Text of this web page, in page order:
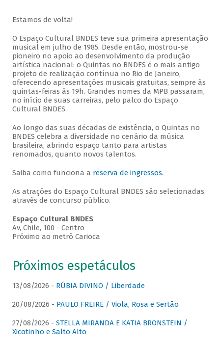
Estamos de volta!
O Espaço Cultural BNDES teve sua primeira apresentação
musical em julho de 1985. Desde então, mostrou-se
pioneiro no apoio ao desenvolvimento da produção
artística nacional: o Quintas no BNDES é o mais antigo
projeto de realização contínua no Rio de Janeiro,
oferecendo apresentações musicais gratuitas, sempre às
quintas-feiras às 19h. Grandes nomes da MPB passaram,
no início de suas carreiras, pelo palco do Espaço
Cultural BNDES.
Ao longo das suas décadas de existência, o Quintas no
BNDES celebra a diversidade no cenário da música
brasileira, abrindo espaço tanto para artistas
renomados, quanto novos talentos.
Saiba como funciona a reserva de ingressos.
As atrações do Espaço Cultural BNDES são selecionadas
através de concurso público.
Espaço Cultural BNDES
Av, Chile, 100 - Centro
Próximo ao metrô Carioca
Próximos espetáculos
13/08/2026 - RÚBIA DIVINO / Liberdade
20/08/2026 - PAULO FREIRE / Viola, Rosa e Sertão
27/08/2026 - STELLA MIRANDA E KATIA BRONSTEIN /
Xicotinho e Salto Alto